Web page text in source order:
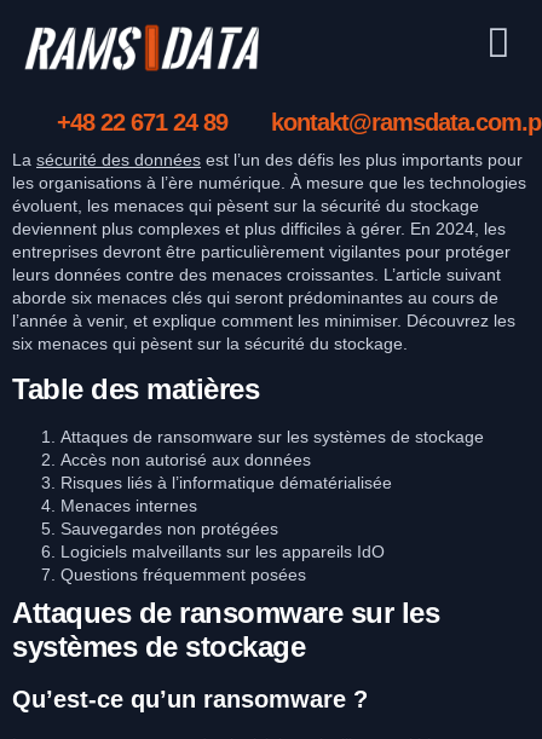
+48 22 671 24 89
La sécurité des données est l’un des défis les plus importants pour
les organisations à l’ère numérique. À mesure que les technologies
évoluent, les menaces qui pèsent sur la sécurité du stockage
deviennent plus complexes et plus difficiles à gérer. En 2024, les
entreprises devront être particulièrement vigilantes pour protéger
leurs données contre des menaces croissantes. L’article suivant
aborde six menaces clés qui seront prédominantes au cours de
l’année à venir, et explique comment les minimiser. Découvrez les
six menaces qui pèsent sur la sécurité du stockage.
Table des matières
Attaques de ransomware sur les systèmes de stockage
Accès non autorisé aux données
Risques liés à l’informatique dématérialisée
Menaces internes
Sauvegardes non protégées
Logiciels malveillants sur les appareils IdO
Questions fréquemment posées
Attaques de ransomware sur les
systèmes de stockage
Qu’est-ce qu’un ransomware ?